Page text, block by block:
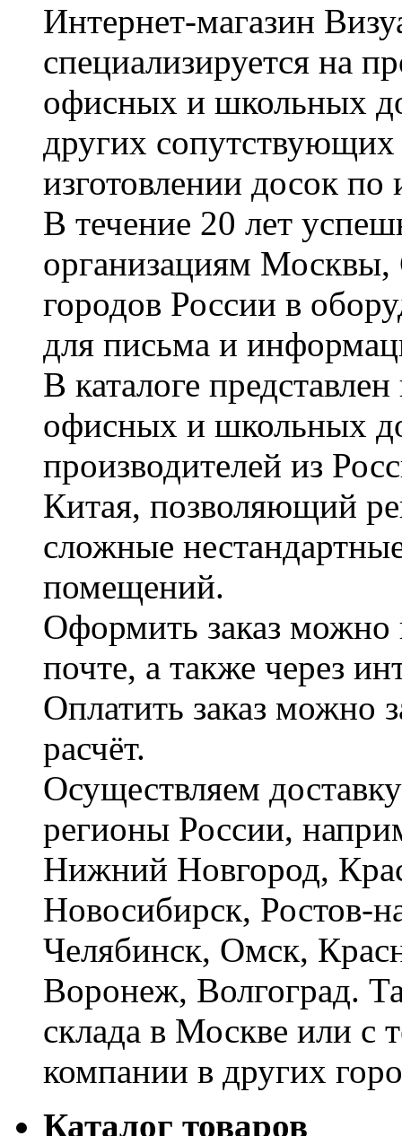
Интернет-магазин
специализируется на
офисных и школьных
других сопутствующих
изготовлении досок по
В течение 20 лет
организациям Москвы,
городов России в
для письма и
В каталоге
офисных и школьных
производителей из
Китая, позволяющий
сложные
помещений.
Оформить заказ можно
почте, а также через
Оплатить заказ можно
расчёт.
Осуществляем
регионы России,
Нижний Новгород,
Новосибирск, Ростов-
Челябинск, Омск,
Воронеж, Волгоград.
склада в Москве или с
компании в других
Каталог товаров